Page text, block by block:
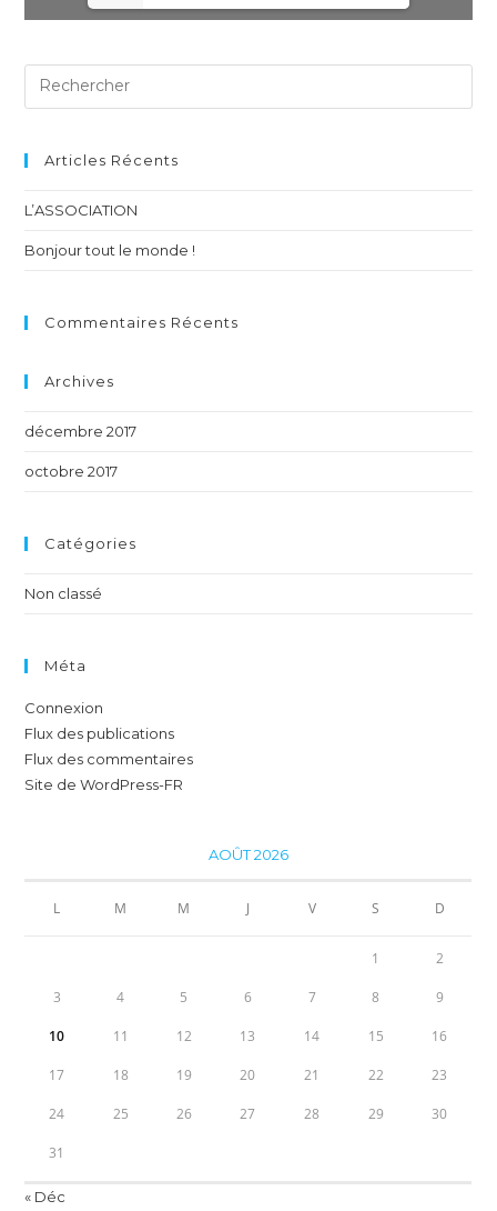
Articles Récents
L’ASSOCIATION
Bonjour tout le monde !
Commentaires Récents
Archives
décembre 2017
octobre 2017
Catégories
Non classé
Méta
Connexion
Flux des publications
Flux des commentaires
Site de WordPress-FR
AOÛT 2026
L M M J V S D
1 2
3 4 5 6 7 8 9
10 11 12 13 14 15 16
17 18 19 20 21 22 23
24 25 26 27 28 29 30
31
« Déc